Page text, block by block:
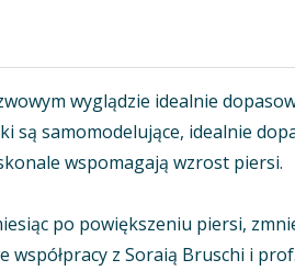
wyglądzie idealnie
są samomodelujące, idealnie
wspomagają wzrost piersi.
po powiększeniu piersi,
z Soraią Bruschi i